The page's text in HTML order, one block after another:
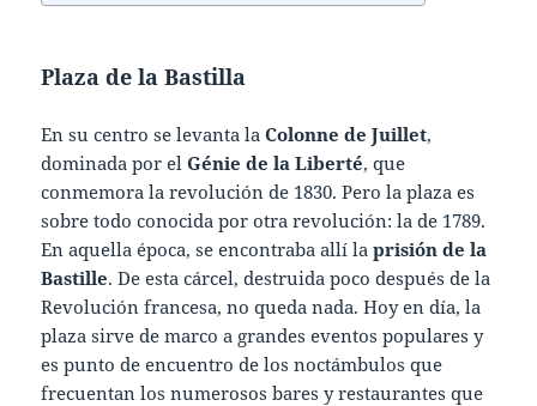
Plaza de la Bastilla
En su centro se levanta laColonne de Juillet,
dominada por elGénie de la Liberté, que
conmemora la revolución de 1830. Pero la plaza es
sobre todo conocida por otra revolución: la de 1789.
En aquella época, se encontraba allí laprisión de la
Bastille. De esta cárcel, destruida poco después de la
Revolución francesa, no queda nada. Hoy en día, la
plaza sirve de marco a grandes eventos populares y
es punto de encuentro de los noctámbulos que
frecuentan los numerosos bares y restaurantes que